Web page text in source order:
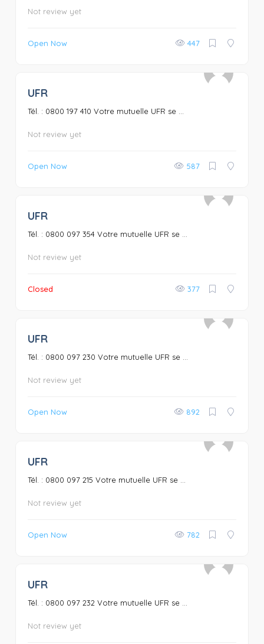
Not review yet
Open Now 447
UFR
Tél. : 0800 197 410 Votre mutuelle UFR se ...
Not review yet
Open Now 587
UFR
Tél. : 0800 097 354 Votre mutuelle UFR se ...
Not review yet
Closed 377
UFR
Tél. : 0800 097 230 Votre mutuelle UFR se ...
Not review yet
Open Now 892
UFR
Tél. : 0800 097 215 Votre mutuelle UFR se ...
Not review yet
Open Now 782
UFR
Tél. : 0800 097 232 Votre mutuelle UFR se ...
Not review yet